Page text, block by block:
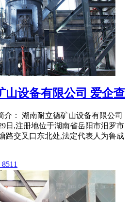
山设备有限公司 爱企查
介： 湖南耐立德矿山设备有限公司
日,注册地位于湖南省岳阳市汨罗市
路交叉口东北处,法定代表人为鲁成